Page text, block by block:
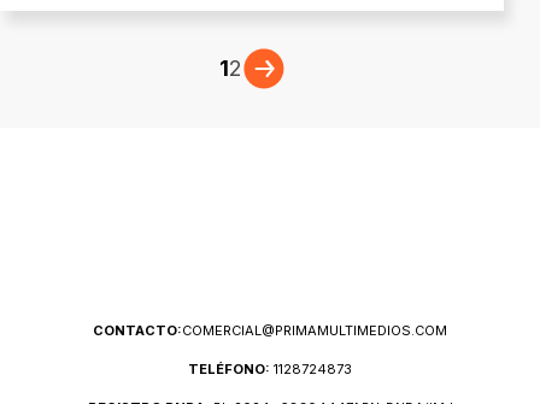
12
CONTACTO:COMERCIAL@PRIMAMULTIMEDIOS.COM
TELÉFONO: 1128724873